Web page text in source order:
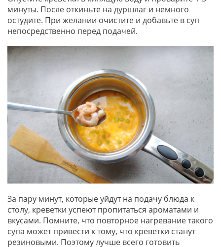
минуты. После откиньте на дуршлаг и немного
остудите. При желании очистите и добавьте в суп
непосредственно перед подачей.
За пару минут, которые уйдут на подачу блюда к
столу, креветки успеют пропитаться ароматами и
вкусами. Помните, что повторное нагревание такого
супа может привести к тому, что креветки станут
резиновыми. Поэтому лучше всего готовить